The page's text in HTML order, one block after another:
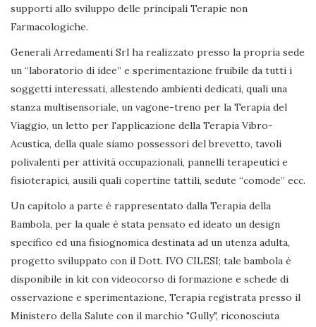
supporti allo sviluppo delle principali Terapie non
Farmacologiche.
Generali Arredamenti Srl ha realizzato presso la propria sede
un “laboratorio di idee” e sperimentazione fruibile da tutti i
soggetti interessati, allestendo ambienti dedicati, quali una
stanza multisensoriale, un vagone-treno per la Terapia del
Viaggio, un letto per l'applicazione della Terapia Vibro-
Acustica, della quale siamo possessori del brevetto, tavoli
polivalenti per attività occupazionali, pannelli terapeutici e
fisioterapici, ausili quali copertine tattili, sedute “comode” ecc.
Un capitolo a parte è rappresentato dalla Terapia della
Bambola, per la quale è stata pensato ed ideato un design
specifico ed una fisiognomica destinata ad un utenza adulta,
progetto sviluppato con il Dott. IVO CILESI; tale bambola è
disponibile in kit con videocorso di formazione e schede di
osservazione e sperimentazione, Terapia registrata presso il
Ministero della Salute con il marchio "Gully", riconosciuta